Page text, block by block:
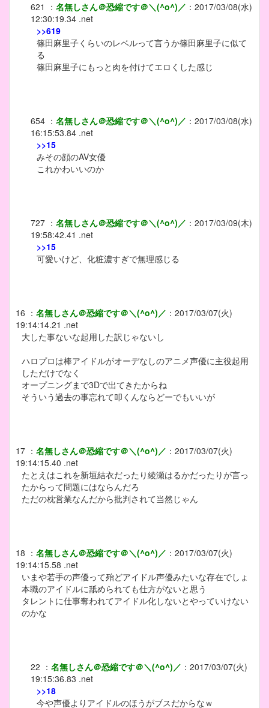
621 ： 名無しさん＠恐縮です＠＼(^o^)／ ： 2017/03/08(水)
12:30:19.34 .net
>>619
篠田麻里子くらいのレベルって言うか篠田麻里子に似て
る
篠田麻里子にもっと肉を付けてエロくした感じ
654 ： 名無しさん＠恐縮です＠＼(^o^)／ ： 2017/03/08(水)
16:15:53.84 .net
>>15
みその顔のAV女優
これかわいいのか
727 ： 名無しさん＠恐縮です＠＼(^o^)／ ： 2017/03/09(木)
19:58:42.41 .net
>>15
可愛いけど、化粧濃すぎで無理感じる
16 ： 名無しさん＠恐縮です＠＼(^o^)／ ： 2017/03/07(火)
19:14:14.21 .net
大した事ないな起用した訳じゃないし
ハロプロは棒アイドルがオーデなしのアニメ声優に主役起用
しただけでなく
オープニングまで3Dで出てきたからね
そういう過去の事忘れて叩くんならどーでもいいが
17 ： 名無しさん＠恐縮です＠＼(^o^)／ ： 2017/03/07(火)
19:14:15.40 .net
たとえはこれを新垣結衣だったり綾瀬はるかだったりが言っ
たからって問題にはならんだろ
ただの枕営業なんだから批判されて当然じゃん
18 ： 名無しさん＠恐縮です＠＼(^o^)／ ： 2017/03/07(火)
19:14:15.58 .net
いまや若手の声優って殆どアイドル声優みたいな存在でしょ
本職のアイドルに舐められても仕方がないと思う
タレントに仕事奪われてアイドル化しないとやっていけない
のかな
22 ： 名無しさん＠恐縮です＠＼(^o^)／ ： 2017/03/07(火)
19:15:36.83 .net
>>18
今や声優よりアイドルのほうがブスだからなｗ